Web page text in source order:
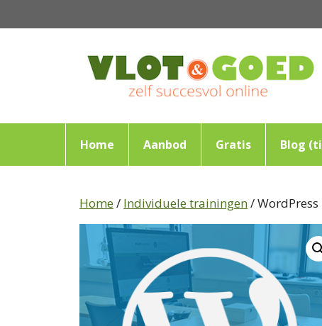
naar
Home Aanbod Gratis Blog
Home/ Individuele trainingen/